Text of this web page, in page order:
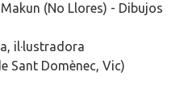
(No Llores) - Dibujos
il·lustradora
Sant Domènec, Vic)